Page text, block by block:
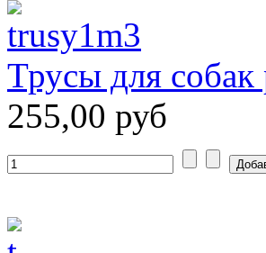
Трусы для
255,00 руб